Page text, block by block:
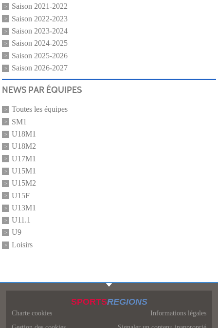
Saison 2021-2022
Saison 2022-2023
Saison 2023-2024
Saison 2024-2025
Saison 2025-2026
Saison 2026-2027
NEWS PAR ÉQUIPES
Toutes les équipes
SM1
U18M1
U18M2
U17M1
U15M1
U15M2
U15F
U13M1
U11.1
U9
Loisirs
SPORTSREGIONS
Charte cookies
Informations légales